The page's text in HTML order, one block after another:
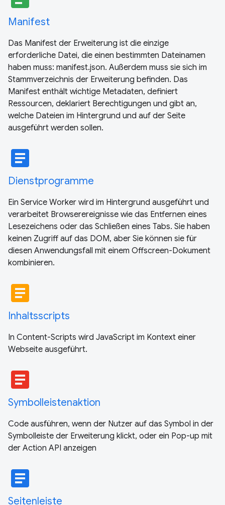
Manifest
Das Manifest der Erweiterung ist die einzige
erforderliche Datei, die einen bestimmten Dateinamen
haben muss: manifest.json. Außerdem muss sie sich im
Stammverzeichnis der Erweiterung befinden. Das
Manifest enthält wichtige Metadaten, definiert
Ressourcen, deklariert Berechtigungen und gibt an,
welche Dateien im Hintergrund und auf der Seite
ausgeführt werden sollen.
article
Dienstprogramme
Ein Service Worker wird im Hintergrund ausgeführt und
verarbeitet Browserereignisse wie das Entfernen eines
Lesezeichens oder das Schließen eines Tabs. Sie haben
keinen Zugriff auf das DOM, aber Sie können sie für
diesen Anwendungsfall mit einem Offscreen-Dokument
kombinieren.
article
Inhaltsscripts
In Content-Scripts wird JavaScript im Kontext einer
Webseite ausgeführt.
article
Symbolleistenaktion
Code ausführen, wenn der Nutzer auf das Symbol in der
Symbolleiste der Erweiterung klickt, oder ein Pop-up mit
der Action API anzeigen
article
Seitenleiste